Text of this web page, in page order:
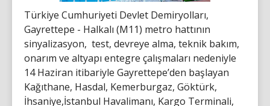
Türkiye Cumhuriyeti Devlet Demiryolları,
Gayrettepe - Halkalı (M11) metro hattının
sinyalizasyon, test, devreye alma, teknik bakım,
onarım ve altyapı entegre çalışmaları nedeniyle
14 Haziran itibariyle Gayrettepe’den başlayan
Kağıthane, Hasdal, Kemerburgaz, Göktürk,
İhsaniye,İstanbul Havalimanı, Kargo Terminali,